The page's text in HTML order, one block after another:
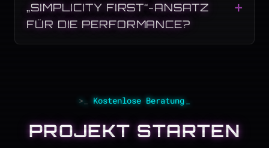
„SIMPLICITY FIRST“-ANSATZ
FÜR DIE PERFORMANCE?
Kostenlose Beratung
PROJEKT STARTEN